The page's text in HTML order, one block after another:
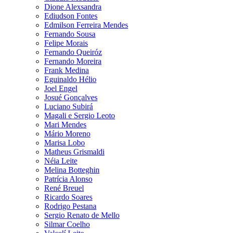
Dione Alexsandra
Ediudson Fontes
Edmilson Ferreira Mendes
Fernando Sousa
Felipe Morais
Fernando Queiróz
Fernando Moreira
Frank Medina
Eguinaldo Hélio
Joel Engel
Josué Gonçalves
Luciano Subirá
Magali e Sergio Leoto
Mari Mendes
Mário Moreno
Marisa Lobo
Matheus Grismaldi
Néia Leite
Melina Botteghin
Patrícia Alonso
René Breuel
Ricardo Soares
Rodrigo Pestana
Sergio Renato de Mello
Silmar Coelho